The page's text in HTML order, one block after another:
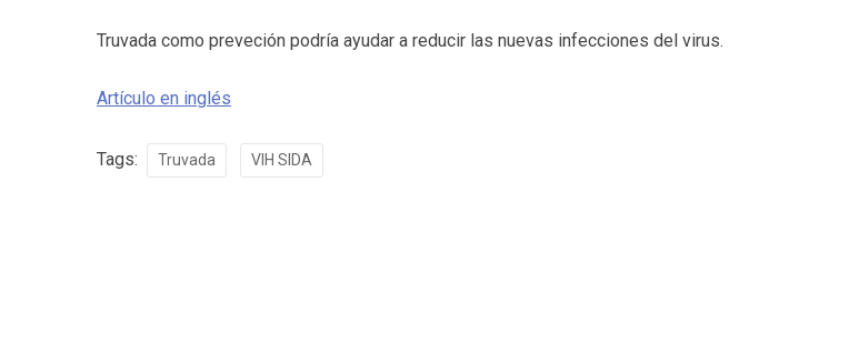
Truvada como preveción podría ayudar a reducir las nuevas infecciones del virus.
Artículo en inglés
Tags: Truvada VIH SIDA